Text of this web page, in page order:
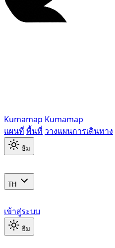
Kumamap Kumamap
แผนที่ พื้นที่ วางแผนการเดินทาง
ธีม
TH
เข้าสู่ระบบ
ธีม